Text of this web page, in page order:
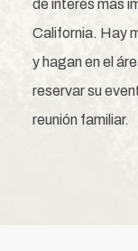
de interés más
California. Hay
y hagan en el
reservar su
reunión familiar.